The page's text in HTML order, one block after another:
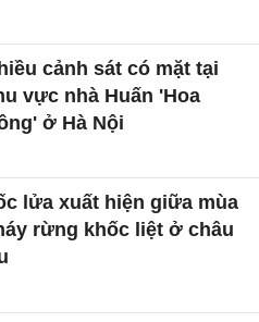
cảnh sát có mặt tại
vực nhà Huấn 'Hoa
ở Hà Nội
lửa xuất hiện giữa mùa
rừng khốc liệt ở châu